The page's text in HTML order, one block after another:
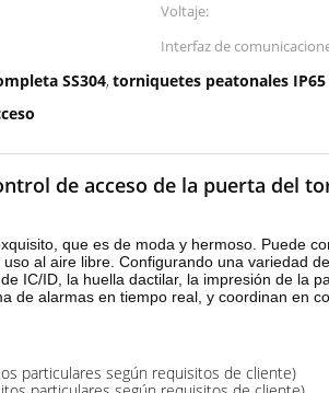
Voltaje:
Interfaz de
SS304,torniquetes peatonales
de acceso de la puerta del
que es de moda y hermoso. Puede
al aire libre. Configurando una variedad
IC/ID, la huella dactilar, la impresión de la
de alarmas en tiempo real, y coordinan en
particulares según requisitos de cliente)